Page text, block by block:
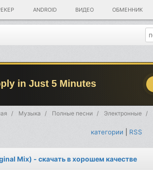
ANDROID ВИДЕО ОБМЕННИК
Музыка Полные песни Электронные
категории RSS
Mix) - скачать в хорошем качестве